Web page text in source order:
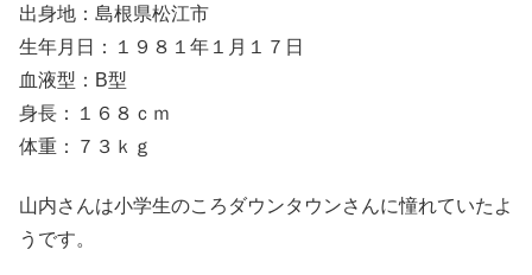
出身地：島根県松江市
生年月日：１９８１年１月１７日
血液型：B型
身長：１６８ｃｍ
体重：７３ｋｇ
山内さんは小学生のころダウンタウンさんに憧れていたよ
うです。